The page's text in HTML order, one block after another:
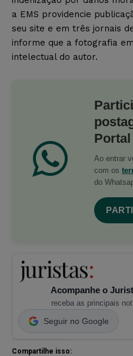
a EMS providencie
seu site e em três jornais
informe que a fotografia
intelectual do autor.
Ao entrar
com os
do
Acompanhe o
receba as principais
Seguir no Google
Compartilhe isso: